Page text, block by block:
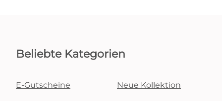
Beliebte Kategorien
E-Gutscheine Neue Kollektion